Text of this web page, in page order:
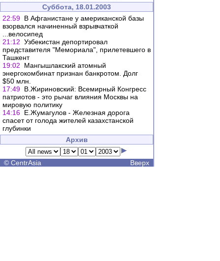
Суббота, 18.01.2003
22:59 В Афганистане у американской базы
взорвался начиненный взрывчаткой
...велосипед
21:12 Узбекистан депортировал
представителя "Мемориала", прилетевшего в
Ташкент
19:02
Мангышлакский атомный
энергокомбинат признан банкротом. Долг
$50 млн.
17:49 В.Жириновский: Всемирный Конгресс
патриотов - это рычаг влияния Москвы на
мировую политику
14:16 Е.Жумагулов - Железная дорога
спасет от голода жителей казахстанской
глубинки
Архив
© CentrAsia Вверх